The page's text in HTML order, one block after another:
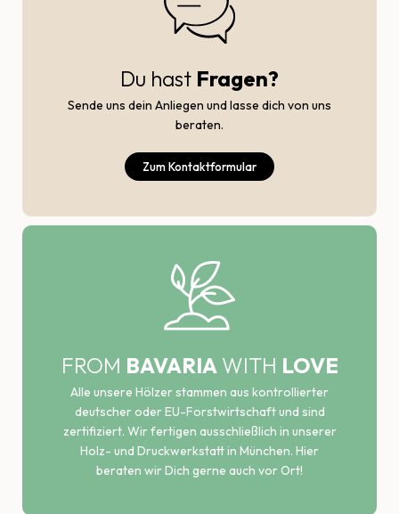
Du hast Fragen?
Sende uns dein Anliegen und lasse dich von uns
beraten.
Zum Kontaktformular
FROM BAVARIA WITH LOVE
Alle unsere Hölzer stammen aus kontrollierter
deutscher oder EU-Forstwirtschaft und sind
zertifiziert. Wir fertigen ausschließlich in unserer
Holz- und Druckwerkstatt in München. Hier
beraten wir Dich gerne auch vor Ort!